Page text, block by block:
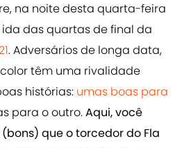
na noite desta quarta-feira
das quartas de final da
. Adversários de longa data,
têm uma rivalidade
histórias: umas boas para
para o outro.Aqui, você
que o torcedor do Fla